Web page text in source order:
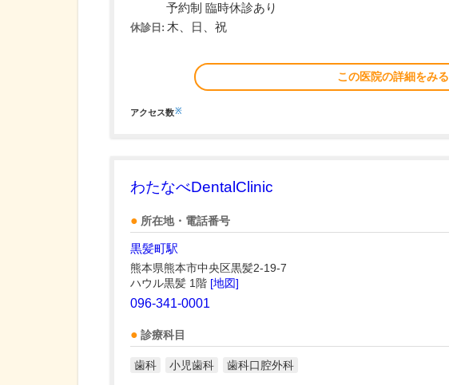
予約制 臨時休診あり
休診日: 木、日、祝
この医院の詳細をみる
アクセス数※
わたなべDentalClinic
所在地・電話番号
黒髪町駅
熊本県熊本市中央区黒髪2-19-7
ハウル黒髪 1階 [地図]
096-341-0001
診療科目
歯科 小児歯科 歯科口腔外科